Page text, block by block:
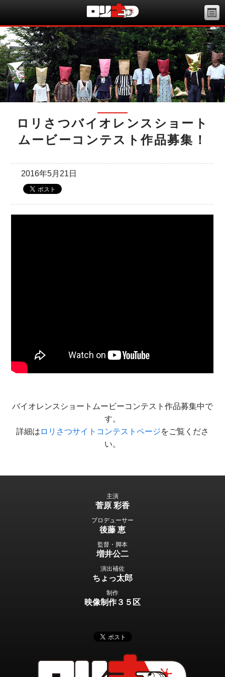
ロリさつバイオレンスショート
ムービーコンテスト作品募集！
2016年5月21日
バイオレンスショートムービーコンテスト作品募集中で
す。
詳細は ロリさつサイトコンテストページをご覧くださ
い。
主演
菅原 彩香
プロデューサー
後藤 恵
監督・脚本
増井公二
演出補佐
ちょっ太郎
制作
映像制作３５区